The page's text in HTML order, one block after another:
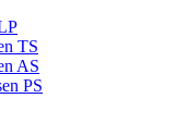
TS
AS
PS